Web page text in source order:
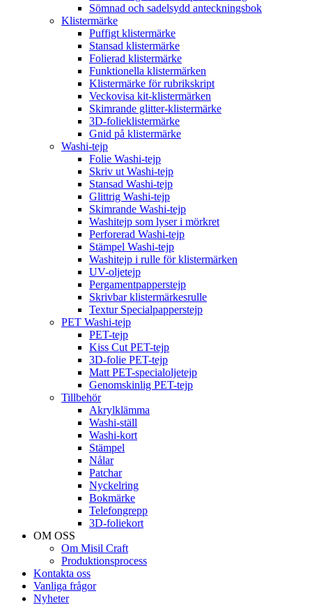
Sömnad och sadelsydd anteckningsbok
Klistermärke
Puffigt klistermärke
Stansad klistermärke
Folierad klistermärke
Funktionella klistermärken
Klistermärke för rubrikskript
Veckovisa kit-klistermärken
Skimrande glitter-klistermärke
3D-folieklistermärke
Gnid på klistermärke
Washi-tejp
Folie Washi-tejp
Skriv ut Washi-tejp
Stansad Washi-tejp
Glittrig Washi-tejp
Skimrande Washi-tejp
Washitejp som lyser i mörkret
Perforerad Washi-tejp
Stämpel Washi-tejp
Washitejp i rulle för klistermärken
UV-oljetejp
Pergamentpapperstejp
Skrivbar klistermärkesrulle
Textur Specialpapperstejp
PET Washi-tejp
PET-tejp
Kiss Cut PET-tejp
3D-folie PET-tejp
Matt PET-specialoljetejp
Genomskinlig PET-tejp
Tillbehör
Akrylklämma
Washi-ställ
Washi-kort
Stämpel
Nålar
Patchar
Nyckelring
Bokmärke
Telefongrepp
3D-foliekort
OM OSS
Om Misil Craft
Produktionsprocess
Kontakta oss
Vanliga frågor
Nyheter